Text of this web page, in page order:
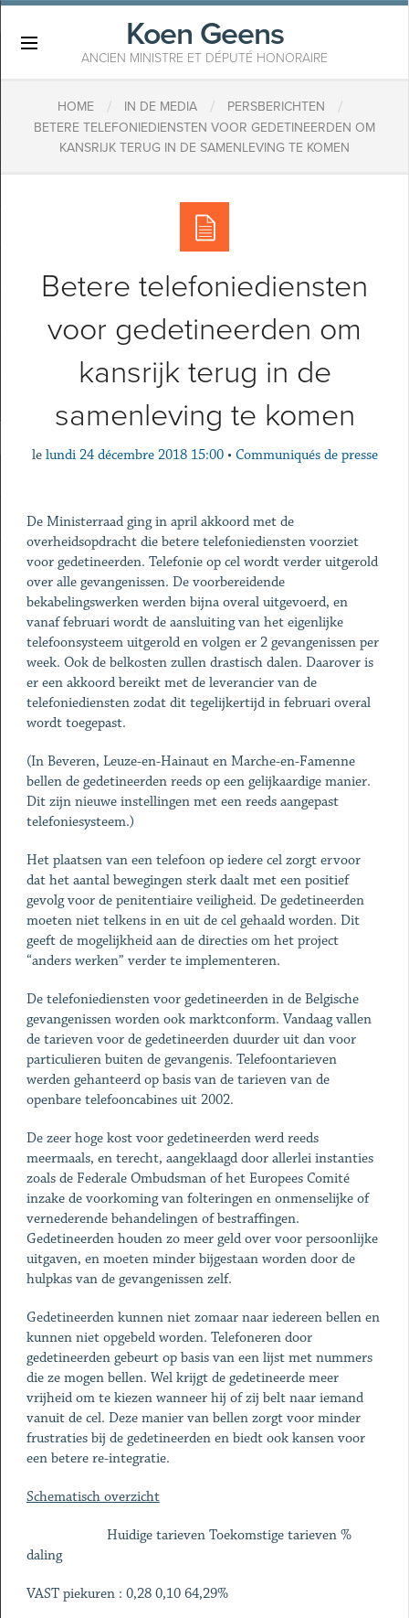
Koen Geens
ANCIEN MINISTRE ET DÉPUTÉ HONORAIRE
HOME / IN DE MEDIA / PERSBERICHTEN /
BETERE TELEFONIEDIENSTEN VOOR GEDETINEERDEN OM
KANSRIJK TERUG IN DE SAMENLEVING TE KOMEN
Betere telefoniediensten
voor gedetineerden om
kansrijk terug in de
samenleving te komen
le lundi 24 décembre 2018 15:00 • Communiqués de presse
De Ministerraad ging in april akkoord met de
overheidsopdracht die betere telefoniediensten voorziet
voor gedetineerden. Telefonie op cel wordt verder uitgerold
over alle gevangenissen. De voorbereidende
bekabelingswerken werden bijna overal uitgevoerd, en
vanaf februari wordt de aansluiting van het eigenlijke
telefoonsysteem uitgerold en volgen er 2 gevangenissen per
week. Ook de belkosten zullen drastisch dalen. Daarover is
er een akkoord bereikt met de leverancier van de
telefoniediensten zodat dit tegelijkertijd in februari overal
wordt toegepast.
(In Beveren, Leuze-en-Hainaut en Marche-en-Famenne
bellen de gedetineerden reeds op een gelijkaardige manier.
Dit zijn nieuwe instellingen met een reeds aangepast
telefoniesysteem.)
Het plaatsen van een telefoon op iedere cel zorgt ervoor
dat het aantal bewegingen sterk daalt met een positief
gevolg voor de penitentiaire veiligheid. De gedetineerden
moeten niet telkens in en uit de cel gehaald worden. Dit
geeft de mogelijkheid aan de directies om het project
“anders werken” verder te implementeren.
De telefoniediensten voor gedetineerden in de Belgische
gevangenissen worden ook marktconform. Vandaag vallen
de tarieven voor de gedetineerden duurder uit dan voor
particulieren buiten de gevangenis. Telefoontarieven
werden gehanteerd op basis van de tarieven van de
openbare telefooncabines uit 2002.
De zeer hoge kost voor gedetineerden werd reeds
meermaals, en terecht, aangeklaagd door allerlei instanties
zoals de Federale Ombudsman of het Europees Comité
inzake de voorkoming van folteringen en onmenselijke of
vernederende behandelingen of bestraffingen.
Gedetineerden houden zo meer geld over voor persoonlijke
uitgaven, en moeten minder bijgestaan worden door de
hulpkas van de gevangenissen zelf.
Gedetineerden kunnen niet zomaar naar iedereen bellen en
kunnen niet opgebeld worden. Telefoneren door
gedetineerden gebeurt op basis van een lijst met nummers
die ze mogen bellen. Wel krijgt de gedetineerde meer
vrijheid om te kiezen wanneer hij of zij belt naar iemand
vanuit de cel. Deze manier van bellen zorgt voor minder
frustraties bij de gedetineerden en biedt ook kansen voor
een betere re-integratie.
Schematisch overzicht
Huidige tarieven Toekomstige tarieven %
daling
VAST piekuren : 0,28 0,10 64,29%